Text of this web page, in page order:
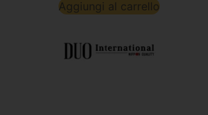
Aggiungi al carrello